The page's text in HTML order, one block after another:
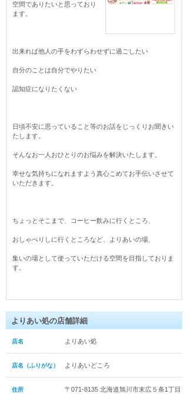
空間でありたいと思っており
ます。
出来れば他人の手をわずらわせずに過ごしたい
自分のことは自分でやりたい
認知症になりたくない
日頃不安に思っていること等のお話をじっくりお聞きい
たします。
そんなお一人おひとりのお悩みを解決いたします。
幸せな気持ちになれますよう真心こめてお手伝いさせて
いただきます。
ちょっとそこまで、コーヒー飲みに行くところ、
おしゃべりしに行くところなど、よりあいの場、
集いの場として使っていただける空間を目指しておりま
す。
よりあい処の店舗詳細
店名 よりあい処
店名（ふりがな） よりあいどころ
住所 〒071-8135 北海道旭川市末広５条1丁目